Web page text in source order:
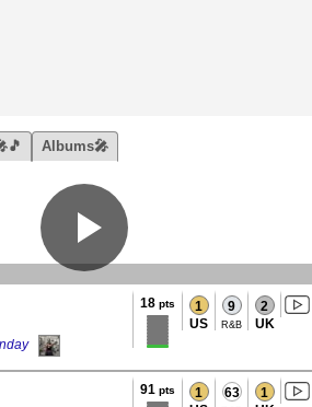
Albums🎤
18 pts 1
US
9
R&B
2
UK
91 pts 1 63 1